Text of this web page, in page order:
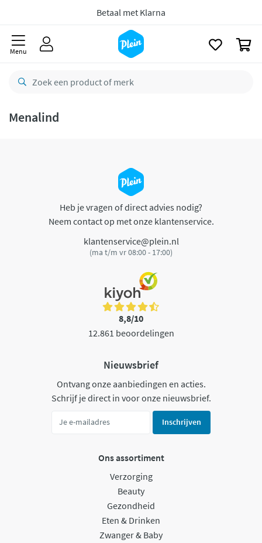
Betaal met Klarna
Menu
Menalind
Heb je vragen of direct advies nodig?
Neem contact op met onze klantenservice.
klantenservice@plein.nl
(ma t/m vr 08:00 - 17:00)
8,8/10
12.861 beoordelingen
Nieuwsbrief
Ontvang onze aanbiedingen en acties.
Schrijf je direct in voor onze nieuwsbrief.
Inschrijven
Ons assortiment
Verzorging
Beauty
Gezondheid
Eten & Drinken
Zwanger & Baby